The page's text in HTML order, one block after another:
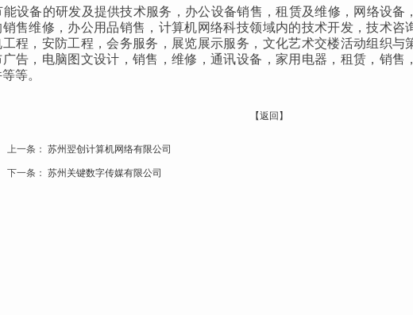
设备的研发及提供技术服务，办公设备销售，租赁及维修，网络设备
销售维修，办公用品销售，计算机网络科技领域内的技术开发，技术咨
工程，安防工程，会务服务，展览展示服务，文化艺术交楼活动组织与
广告，电脑图文设计，销售，维修，通讯设备，家用电器，租赁，销售
等。
【返回】
上一条： 苏州翌创计算机网络有限公司
下一条： 苏州关键数字传媒有限公司